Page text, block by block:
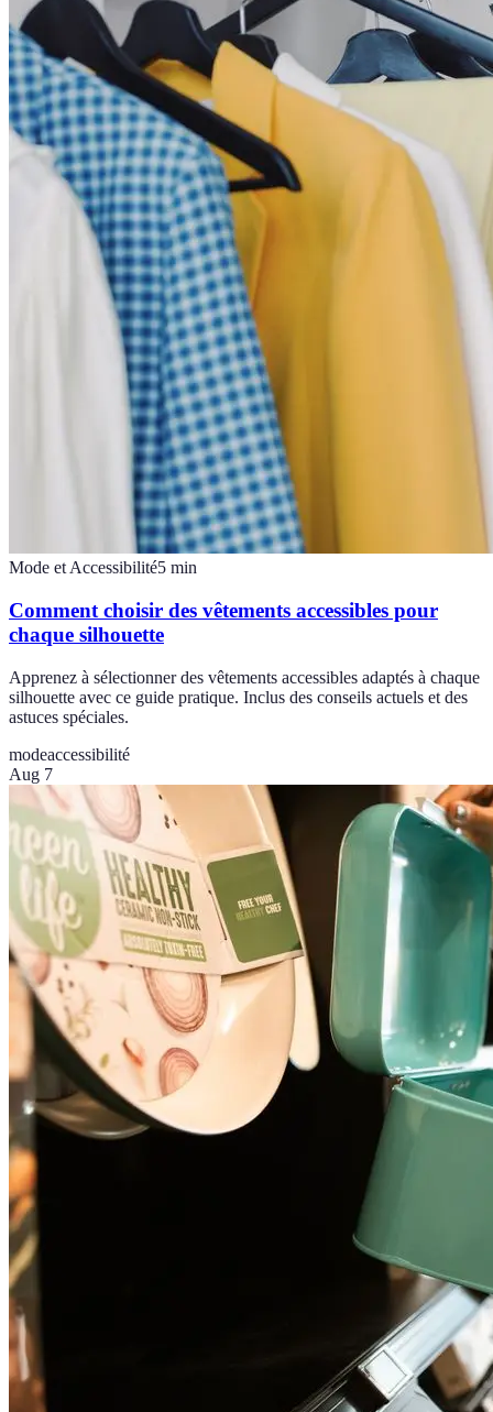
Mode et Accessibilité5 min
Comment choisir des vêtements accessibles pour
chaque silhouette
Apprenez à sélectionner des vêtements accessibles adaptés à chaque
silhouette avec ce guide pratique. Inclus des conseils actuels et des
astuces spéciales.
modeaccessibilité
Aug 7